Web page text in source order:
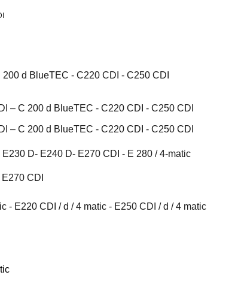
200 d BlueTEC - C220 CDI - C250 CDI
– C 200 d BlueTEC - C220 CDI - C250 CDI
– C 200 d BlueTEC - C220 CDI - C250 CDI
D- E240 D- E270 CDI - E 280 / 4-matic
CDI
- E220 CDI / d / 4 matic - E250 CDI / d / 4 matic